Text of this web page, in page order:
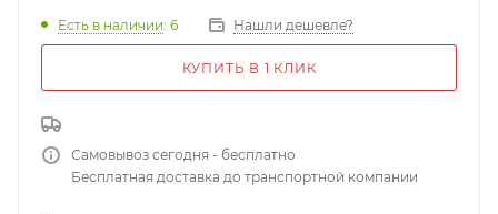
Есть в наличии: 6 Нашли дешевле?
КУПИТЬ В 1 КЛИК
Самовывоз сегодня - бесплатно
Бесплатная доставка до транспортной компании